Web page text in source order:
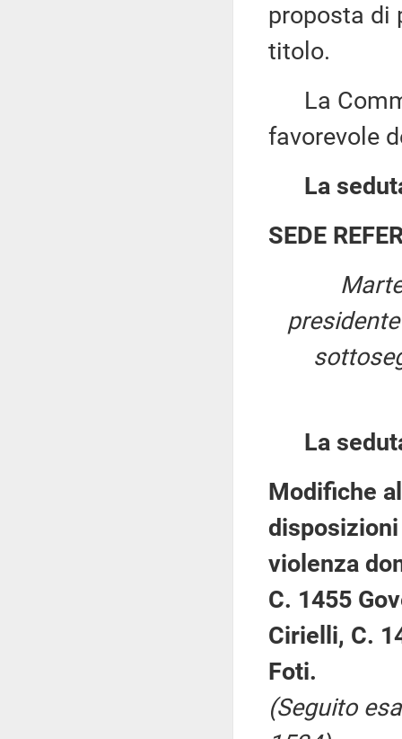
proposta di
titolo.
La
favorevole
La
SEDE
La
Modifiche
violenza
C. 1455
Cirielli, C.
Foti.
(Seguito